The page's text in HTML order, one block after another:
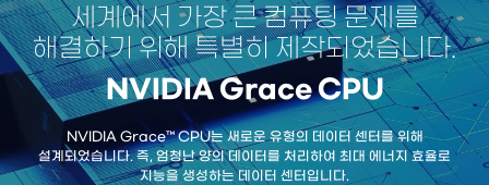
세계에서 가장 큰 컴퓨팅 문제를
해결하기 위해 특별히 제작되었습니다.
NVIDIA Grace CPU
NVIDIA Grace™ CPU는 새로운 유형의 데이터 센터를 위해
설계되었습니다. 즉, 엄청난 양의 데이터를 처리하여 최대 에너지 효율로
지능을 생성하는 데이터 센터입니다.